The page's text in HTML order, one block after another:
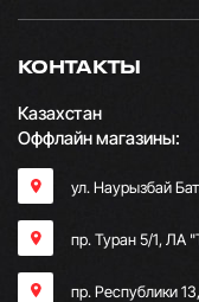
КОНТАКТЫ
Казахстан
Оффлайн магазины:
ул. Наурызбай
пр. Туран 5/1, ЛА
пр. Республики